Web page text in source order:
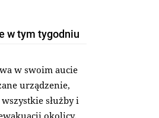
w tym tygodniu
w swoim aucie
urządzenie,
służby i